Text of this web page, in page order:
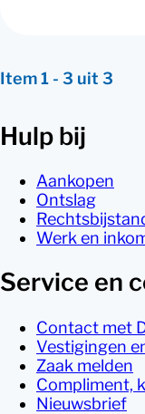
Item1 - 3 uit 3
Hulp bij
Aankopen
Ontslag
Werk en
Service en
Contact met
Vestigingen
Zaak melden
Compliment,
Nieuwsbrief